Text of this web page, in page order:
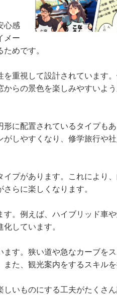
心感
メー
めです。
重視して設計されています。
らの景色を楽しみやすいよ
に配置されているタイプもあ
しやすくなり、修学旅行や
イプがあります。これにより
らに楽しくなります。
。例えば、ハイブリッド車
しています。
す。狭い道や急なカーブを
た、観光案内をするスキル
いものにする工夫がたくさん